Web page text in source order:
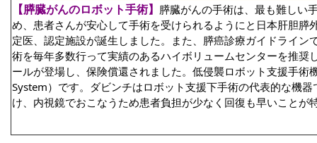
【膵臓がんのロボット手術】 膵臓がんの手術は、最も難しい
め、患者さんが安心して手術を受けられるようにと日本肝胆膵
定医、認定施設が誕生しました。また、膵癌診療ガイドライン
術を毎年多数行って実績のあるハイボリュームセンターを推奨
ールが登場し、保険償還されました。低侵襲ロボット支援手術
System）です。ダビンチはロボット支援下手術の代表的な機
け、内視鏡でおこなうため患者負担が少なく回復も早いことが